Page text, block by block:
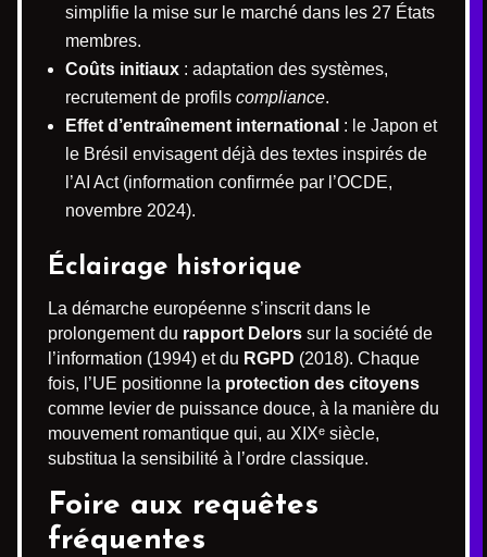
simplifie la mise sur le marché dans les 27 États
membres.
Coûts initiaux : adaptation des systèmes,
recrutement de profils compliance.
Effet d’entraînement international : le Japon et
le Brésil envisagent déjà des textes inspirés de
l’AI Act (information confirmée par l’OCDE,
novembre 2024).
Éclairage historique
La démarche européenne s’inscrit dans le
prolongement du rapport Delors sur la société de
l’information (1994) et du RGPD (2018). Chaque
fois, l’UE positionne la protection des citoyens
comme levier de puissance douce, à la manière du
mouvement romantique qui, au XIXᵉ siècle,
substitua la sensibilité à l’ordre classique.
Foire aux requêtes
fréquentes